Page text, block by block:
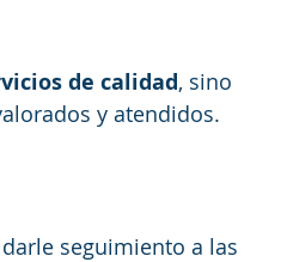
de calidad, sino
y atendidos.
seguimiento a las